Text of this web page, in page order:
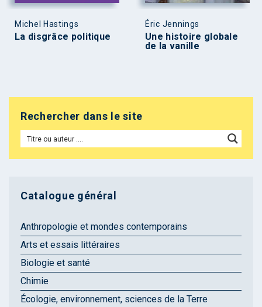
Michel Hastings
La disgrâce politique
Éric Jennings
Une histoire globale
de la vanille
Rechercher dans le site
Catalogue général
Anthropologie et mondes contemporains
Arts et essais littéraires
Biologie et santé
Chimie
Écologie, environnement, sciences de la Terre